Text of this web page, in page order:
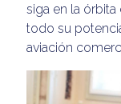
siga en la
todo su
aviación